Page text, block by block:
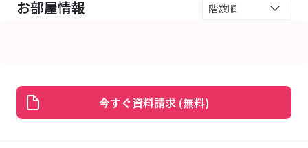
お部屋情報
今すぐ資料請求 (無料)